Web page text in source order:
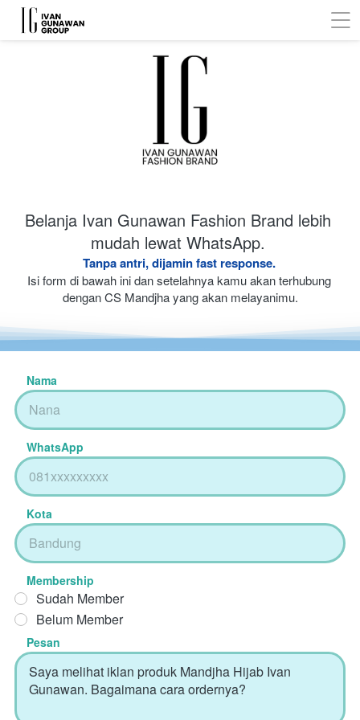
Belanja Ivan Gunawan Fashion Brand lebih
mudah lewat WhatsApp.
Tanpa antri, dijamin fast response.
Isi form di bawah ini dan setelahnya kamu akan terhubung
dengan CS Mandjha yang akan melayanimu.
Nama
WhatsApp
Kota
Membership
Sudah Member
Belum Member
Pesan